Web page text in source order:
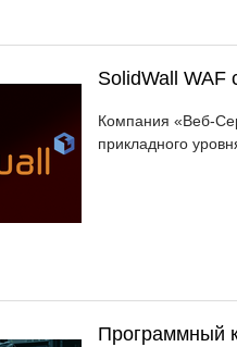
SolidWall WAF
Компания «Веб-
прикладного
Программный